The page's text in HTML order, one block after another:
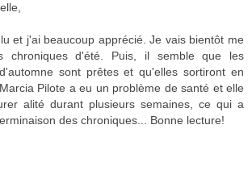
et j'ai beaucoup apprécié. Je vais bientôt me
chroniques d'été. Puis, il semble que les
sont prêtes et qu'elles sortiront en
Pilote a eu un problème de santé et elle
alité durant plusieurs semaines, ce qui a
des chroniques... Bonne lecture!